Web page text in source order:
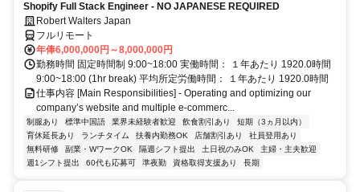
Shopify Full Stack Engineer - NO JAPANESE REQUIRED
Robert Walters Japan
フルリモート
年俸6,000,000円～8,000,000円
勤務時間 固定時間制 9:00~18:00 実働時間： １年あたり 1920.0時間
9:00~18:00 (1hr break) 平均所定労働時間： １年あたり 1920.0時間
仕事内容 [Main Responsibilities] - Operating and optimizing our
company’s website and multiple e-commerc...
制服あり 標準中国語 業界未経験者歓迎 飲食割引あり
短期（3ヵ月以内）
育休延長あり
ランチタイム 扶養内勤務OK 店舗割引あり
社員登用あり
無料研修
副業・WワークOK 隔週シフト提出 土日祝のみOK
主婦・主夫歓迎
週1シフト提出
60代も応募可 準夜勤 資格取得支援あり 長期